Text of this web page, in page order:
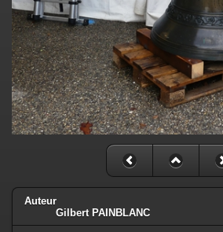
Auteur
Gilbert PAINBLANC